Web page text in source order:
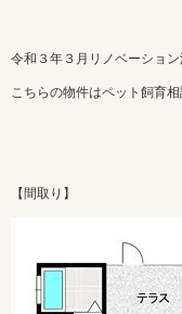
令和３年３月リノベーショ
こちらの物件はペット飼育
【間取り】